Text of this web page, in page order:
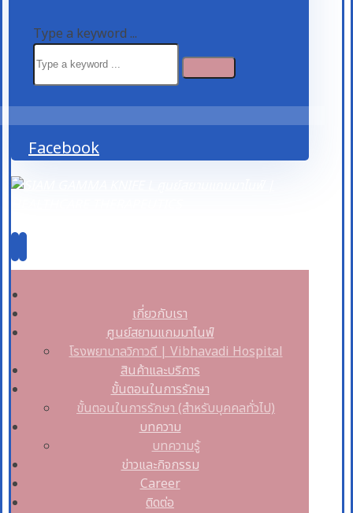
Type a keyword ...
Facebook
เกี่ยวกับเรา
ศูนย์สยามแกมมาไนฟ์
โรงพยาบาลวิภาวดี | Vibhavadi Hospital
สินค้าและบริการ
ขั้นตอนในการรักษา
ขั้นตอนในการรักษา (สำหรับบุคคลทั่วไป)
บทความ
บทความรู้
ข่าวและกิจกรรม
Career
ติดต่อ